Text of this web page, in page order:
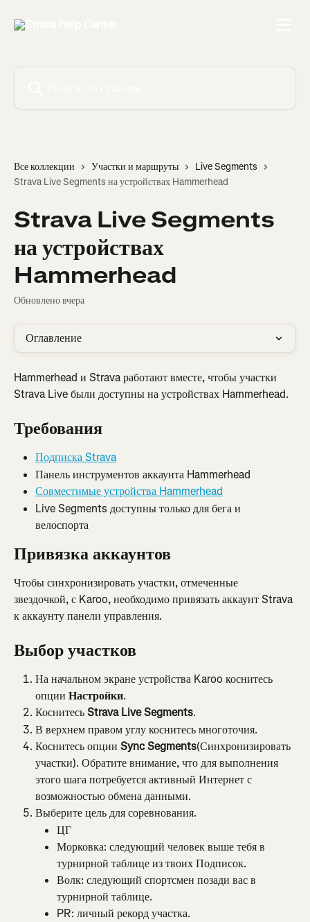
Все коллекции Участки и маршруты
Live Segments
Strava Live Segments на устройствах Hammerhead
Strava Live Segments
на устройствах
Hammerhead
Обновлено вчера
Оглавление
Hammerhead и Strava работают вместе, чтобы участки
Strava Live были доступны на устройствах Hammerhead.
Требования
Подписка Strava
Панель инструментов аккаунта Hammerhead
Совместимые устройства Hammerhead
Live Segments доступны только для бега и
велоспорта
Привязка аккаунтов
Чтобы синхронизировать участки, отмеченные
звездочкой, с Karoo, необходимо привязать аккаунт Strava
к аккаунту панели управления.
Выбор участков
На начальном экране устройства Karoo коснитесь
опции Настройки.
Коснитесь Strava Live Segments.
В верхнем правом углу коснитесь многоточия.
Коснитесь опции Sync Segments(Синхронизировать
участки). Обратите внимание, что для выполнения
этого шага потребуется активный Интернет с
возможностью обмена данными.
Выберите цель для соревнования.
ЦГ
Морковка: следующий человек выше тебя в
турнирной таблице из твоих Подписок.
Волк: следующий спортсмен позади вас в
турнирной таблице.
PR: личный рекорд участка.